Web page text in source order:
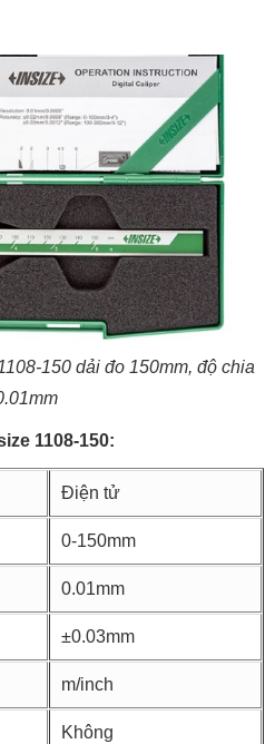
150 dải đo 150mm, độ chia
1108-150:
Điện tử
0-150mm
0.01mm
±0.03mm
m/inch
Không